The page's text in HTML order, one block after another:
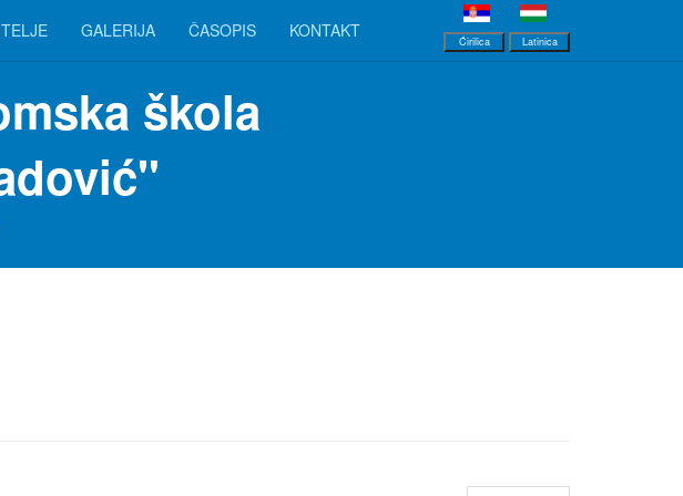
Ćirilica Latinica
GALERIJA ČASOPIS KONTAKT
škola